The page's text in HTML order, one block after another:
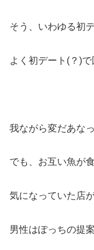
そう、いわゆる初
よく初デート(？)
我ながら変だあな
でも、お互い魚が
気になっていた店
男性はぽっちの提